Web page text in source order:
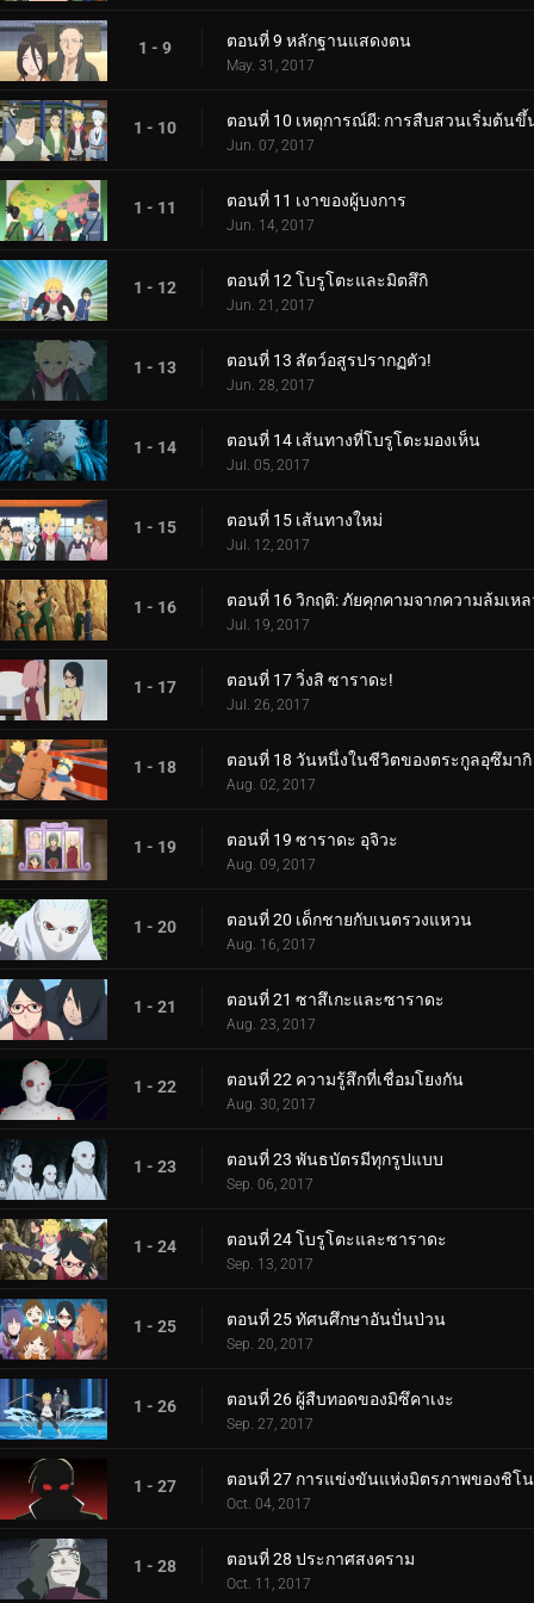
1 - 9 ตอนที่ 9 หลักฐานแสดงตน
May. 31, 2017
1 - 10 ตอนที่ 10 เหตุการณ์ผี: การสืบสวนเริ่มต้นขึ้
Jun. 07, 2017
1 - 11 ตอนที่ 11 เงาของผู้บงการ
Jun. 14, 2017
1 - 12 ตอนที่ 12 โบรูโตะและมิตสึกิ
Jun. 21, 2017
1 - 13 ตอนที่ 13 สัตว์อสูรปรากฏตัว!
Jun. 28, 2017
1 - 14 ตอนที่ 14 เส้นทางที่โบรูโตะมองเห็น
Jul. 05, 2017
1 - 15 ตอนที่ 15 เส้นทางใหม่
Jul. 12, 2017
1 - 16 ตอนที่ 16 วิกฤติ: ภัยคุกคามจากความล้มเห
Jul. 19, 2017
1 - 17 ตอนที่ 17 วิ่งสิ ซาราดะ!
Jul. 26, 2017
1 - 18 ตอนที่ 18 วันหนึ่งในชีวิตของตระกูลอุซึมากิ
Aug. 02, 2017
1 - 19 ตอนที่ 19 ซาราดะ อุจิวะ
Aug. 09, 2017
1 - 20 ตอนที่ 20 เด็กชายกับเนตรวงแหวน
Aug. 16, 2017
1 - 21 ตอนที่ 21 ซาสึเกะและซาราดะ
Aug. 23, 2017
1 - 22 ตอนที่ 22 ความรู้สึกที่เชื่อมโยงกัน
Aug. 30, 2017
1 - 23 ตอนที่ 23 พันธบัตรมีทุกรูปแบบ
Sep. 06, 2017
1 - 24 ตอนที่ 24 โบรูโตะและซาราดะ
Sep. 13, 2017
1 - 25 ตอนที่ 25 ทัศนศึกษาอันปั่นป่วน
Sep. 20, 2017
1 - 26 ตอนที่ 26 ผู้สืบทอดของมิซึคาเงะ
Sep. 27, 2017
1 - 27 ตอนที่ 27 การแข่งขันแห่งมิตรภาพของชิโ
Oct. 04, 2017
1 - 28 ตอนที่ 28 ประกาศสงคราม
Oct. 11, 2017